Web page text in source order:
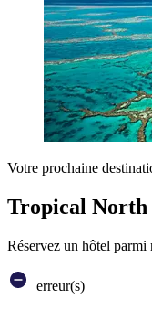
Votre prochaine
Tropical North
Réservez un hôtel
erreur(s)